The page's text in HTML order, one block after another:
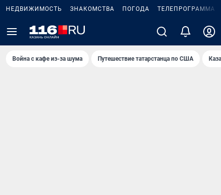
НЕДВИЖИМОСТЬ ЗНАКОМСТВА ПОГОДА ТЕЛЕПРОГРАММА
Война с кафе из-за шума Путешествие татарстанца по США